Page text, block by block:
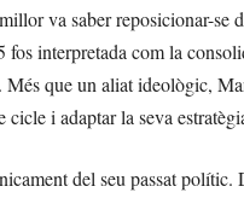
va saber reposicionar-se
interpretada com la
que un aliat ideològic,
cicle i adaptar la seva
del seu passat